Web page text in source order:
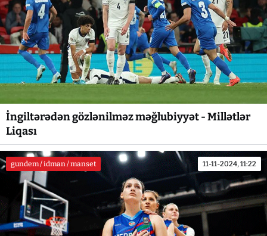
İngiltərədən gözlənilməz məğlubiyyət - Millətlər
Liqası
gundem / idman / manset 11-11-2024, 11:22